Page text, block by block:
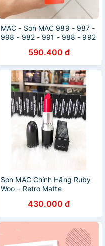
MAC - Son MAC 989 - 987 -
998 - 982 - 991 - 988 - 992
590.400 đ
Son MAC Chính Hãng Ruby
Woo – Retro Matte
430.000 đ